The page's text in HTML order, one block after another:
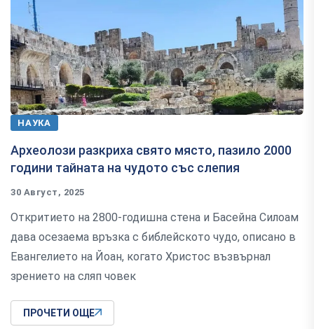
НАУКА
Археолози разкриха свято място, пазило 2000
години тайната на чудото със слепия
30 Август, 2025
Откритието на 2800-годишна стена и Басейна Силоам
дава осезаема връзка с библейското чудо, описано в
Евангелието на Йоан, когато Христос възвърнал
зрението на сляп човек
ПРОЧЕТИ ОЩЕ